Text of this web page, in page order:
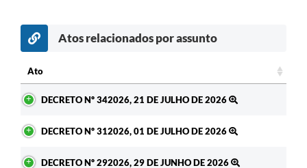
Atos relacionados por assunto
Ato
DECRETO Nº 342026, 21 DE JULHO DE 2026
DECRETO Nº 312026, 01 DE JULHO DE 2026
DECRETO Nº 292026, 29 DE JUNHO DE 2026